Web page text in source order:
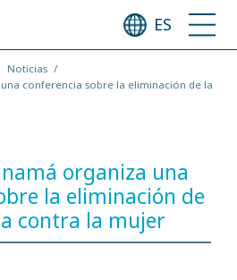
ES
Noticias
conferencia sobre la eliminación de la
organiza una
la eliminación de
contra la mujer